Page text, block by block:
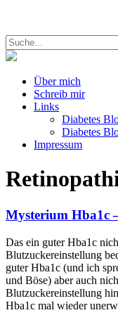
Über mich
Schreib mir
Links
Diabetes
Diabetes
Impressum
Mysterium Hba1c
Das ein guter Hba1c
Blutzuckereinstellung
guter Hba1c (und ich
und Böse) aber auch
Blutzuckereinstellung
Hba1c mal wieder